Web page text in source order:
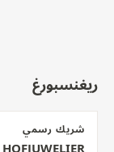
ريغنسبورغ
شريك رسمي